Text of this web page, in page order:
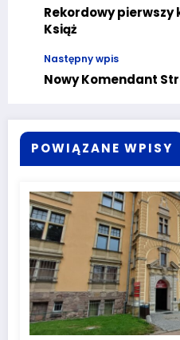
Rekordowy pierwszy
Książ
Następny wpis
Nowy Komendant
POWIĄZANE WPISY